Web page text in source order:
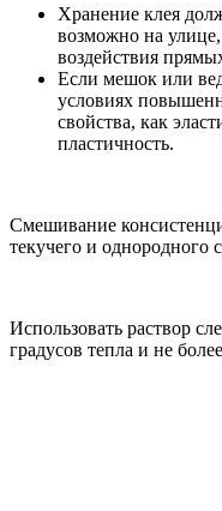
Хранение клея
возможно на
воздействия
Если мешок или
условиях
свойства, как
пластичность.
Смешивание
текучего и однородного
Использовать раствор
градусов тепла и не